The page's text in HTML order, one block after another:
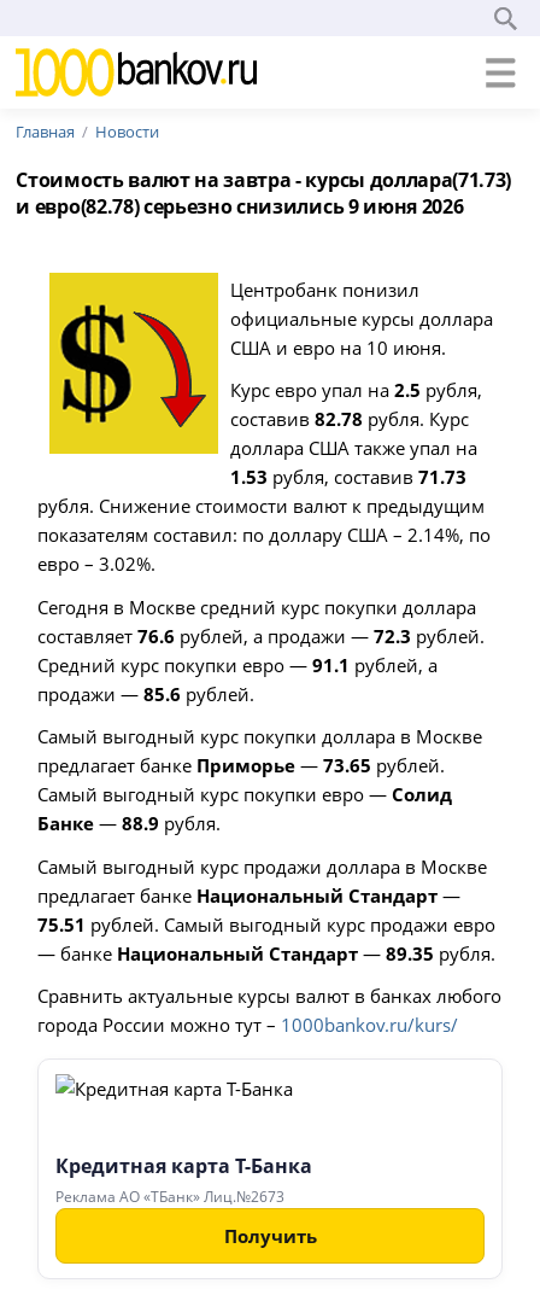
Главная Новости
Стоимость валют на завтра - курсы доллара(71.73)
и евро(82.78) серьезно снизились 9 июня 2026
Центробанк понизил
официальные курсы доллара
США и евро на 10 июня.
Курс евро упал на2.5 рубля,
составив82.78 рубля. Курс
доллара США также упал на
1.53 рубля, составив71.73
рубля. Снижение стоимости валют к предыдущим
показателям составил: по доллару США – 2.14%, по
евро – 3.02%.
Сегодня в Москве средний курс покупки доллара
составляет76.6 рублей, а продажи —72.3 рублей.
Средний курс покупки евро —91.1 рублей, а
продажи —85.6 рублей.
Самый выгодный курс покупки доллара в Москве
предлагает банке Приморье —73.65 рублей.
Самый выгодный курс покупки евро —Солид
Банке —88.9 рубля.
Самый выгодный курс продажи доллара в Москве
предлагает банке Национальный Стандарт —
75.51 рублей. Самый выгодный курс продажи евро
— банке Национальный Стандарт —89.35 рубля.
Сравнить актуальные курсы валют в банках любого
города России можно тут – 1000bankov.ru/kurs/
Кредитная карта Т-Банка
Реклама АО «ТБанк» Лиц.№2673
Получить